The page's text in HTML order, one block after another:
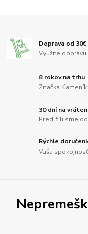
Doprava od
Využite
8 rokov na trhu
Značka
30 dní na
Predĺžili sme
Rýchle
Vaša